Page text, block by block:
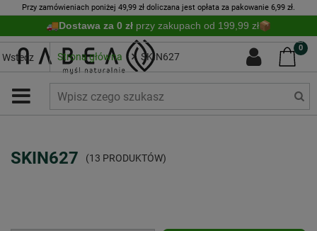
Przy zamówieniach poniżej 49,99 zł doliczana jest opłata za pakowanie 6,99 zł.
Dostawa za 0 zł przy zakupach od 199,99 zł
0
Wstecz Strona główna SKIN627
SKIN627 (13 PRODUKTÓW)